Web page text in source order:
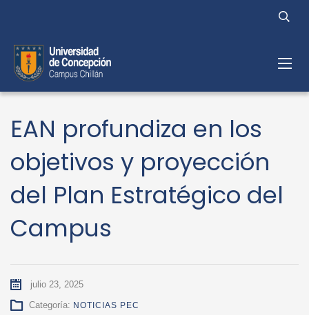
EAN profundiza en los
objetivos y proyección
del Plan Estratégico del
Campus
julio 23, 2025
Categoría: NOTICIAS PEC